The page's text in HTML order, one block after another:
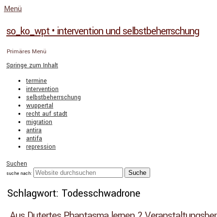
Menü
so_ko_wpt • intervention und selbstbeherrschung
Primäres Menü
Springe zum Inhalt
termine
intervention
selbstbeherrschung
wuppertal
recht auf stadt
migration
antira
antifa
repression
Suchen
suche nach:
Schlagwort: Todesschwadrone